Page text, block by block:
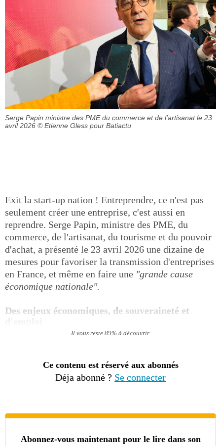
Serge Papin ministre des PME du commerce et de l'artisanat le 23
avril 2026 © Etienne Gless pour Batiactu
Exit la start-up nation ! Entreprendre, ce n'est pas
seulement créer une entreprise, c'est aussi en
reprendre. Serge Papin, ministre des PME, du
commerce, de l'artisanat, du tourisme et du pouvoir
d'achat, a présenté le 23 avril 2026 une dizaine de
mesures pour favoriser la transmission d'entreprises
en France, et même en faire une "grande cause
économique nationale".
Des enjeux économiques, de souveraineté et
Il vous reste 89% à découvrir.
Ce contenu est réservé aux abonnés
Déja abonné ? Se connecter
Abonnez-vous maintenant pour le lire dans son